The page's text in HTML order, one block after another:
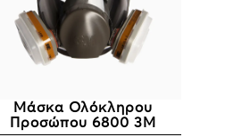
Μάσκα Ολόκληρου
Προσώπου 6800 3M